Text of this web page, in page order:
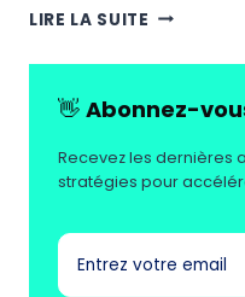
LIRE LA SUITE PIXALIONE
ANALYSE
AVIS
SEO,
ANALYTICS
👋 Abonnez-
Recevez les dernières
stratégies pour